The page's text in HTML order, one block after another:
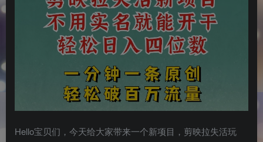
Hello宝贝们，今天给大家带来一个新项目，剪映拉失活玩